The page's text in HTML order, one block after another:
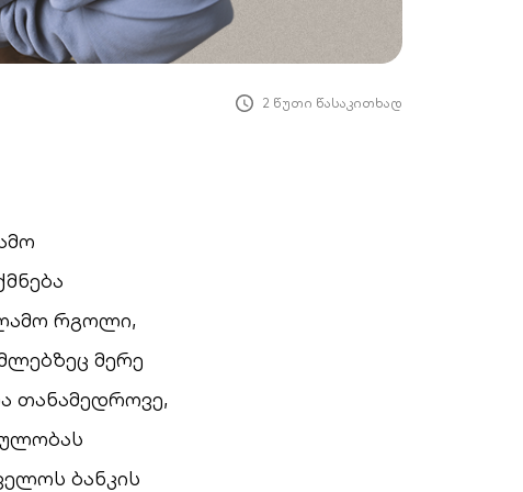
2 წუთი წასაკითხად
რგოლი,
მერე
თანამედროვე,
ბანკის